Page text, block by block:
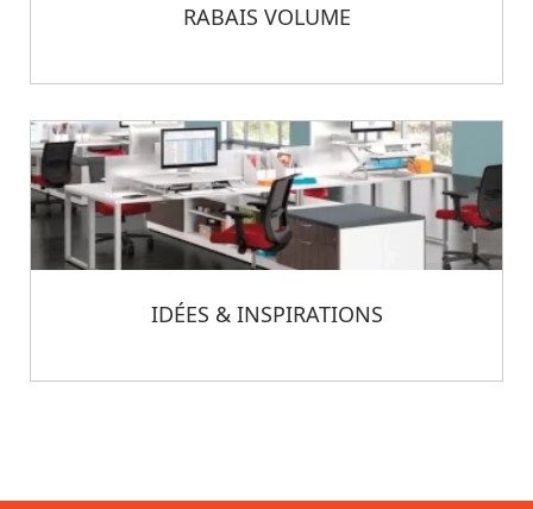
RABAIS VOLUME
IDÉES & INSPIRATIONS